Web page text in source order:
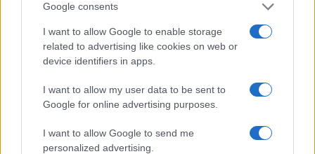
Google consents
I want to allow Google to enable storage
related to advertising like cookies on web or
device identifiers in apps.
I want to allow my user data to be sent to
Google for online advertising purposes.
I want to allow Google to send me
personalized advertising.
Martina Agostina Diturco